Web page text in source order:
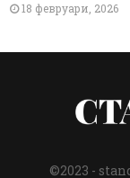
18 февруари, 2026
©2023 -